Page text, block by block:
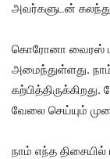
அவர்களுடன்
கொரோனா வைரஸ்
அமைந்துள்ளது.
வேலை செய்யும்
நாம் எந்த